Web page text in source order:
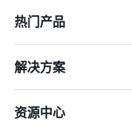
热门产品
解决方案
资源中心